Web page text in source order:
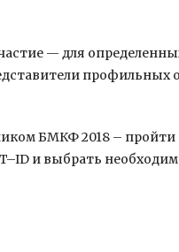
— для
профильных
БМКФ 2018 –
и выбрать